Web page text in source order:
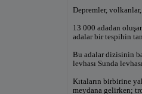
Depremler,
13 000 adadan
adalar bir tespihin
Bu adalar dizisinin
levhası Sunda
Kıtaların birbirine
meydana gelirken;